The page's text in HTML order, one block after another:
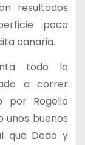
resultados
poco
canaria.
todo lo
a correr
por Rogelio
unos buenos
que Dedo y